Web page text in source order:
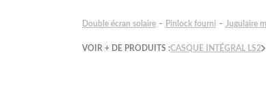
Double écran solaire - Pinlock fourni - Jugulaire
VOIR + DE PRODUITS :CASQUE INTÉGRAL LS2